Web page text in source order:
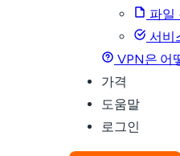
파일
서비
VPN은 어
가격
도움말
로그인